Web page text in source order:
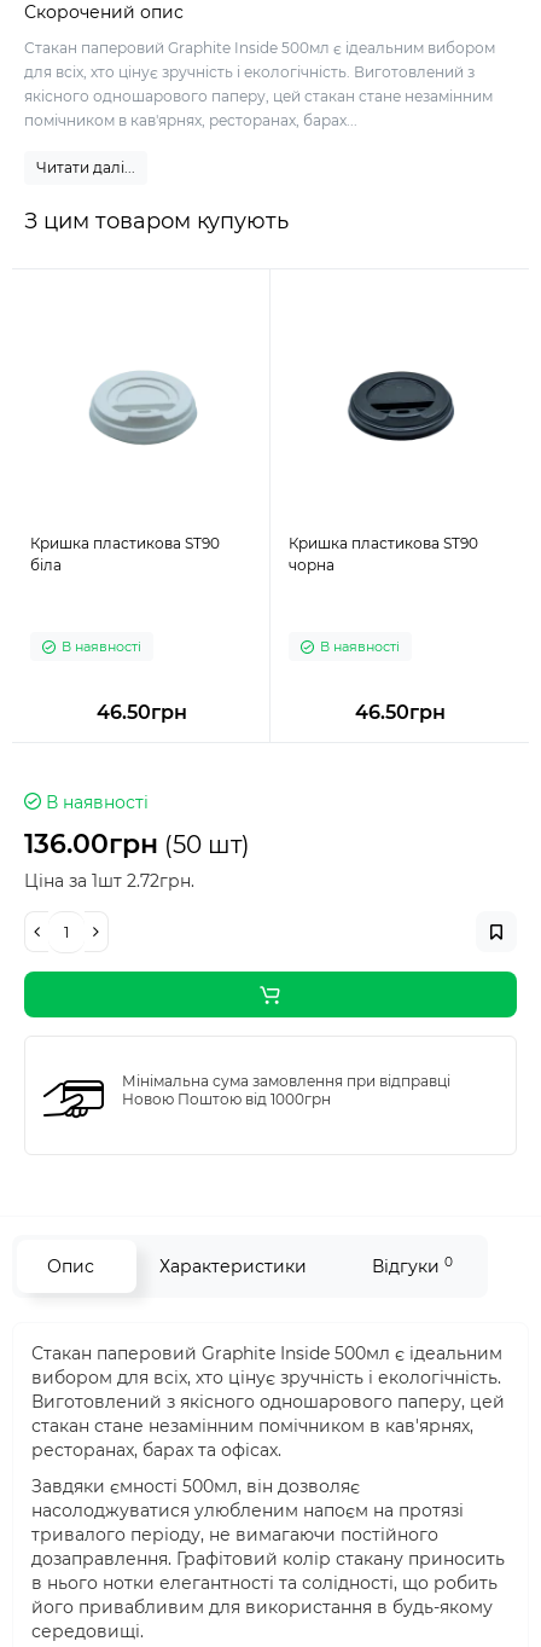
Скорочений опис
Стакан паперовий Graphite Inside 500мл є ідеальним вибором
для всіх, хто цінує зручність і екологічність. Виготовлений з
якісного одношарового паперу, цей стакан стане незамінним
помічником в кав'ярнях, ресторанах, барах...
Читати далі...
З цим товаром купують
Кришка пластикова ST90
біла
В наявності
46.50грн
Кришка пластикова ST90
чорна
В наявності
46.50грн
В наявності
136.00грн (50 шт)
Ціна за 1шт 2.72грн.
Мінімальна сума замовлення при відправці
Новою Поштою від 1000грн
Опис Характеристики Відгуки 0
Стакан паперовий Graphite Inside 500мл є ідеальним
вибором для всіх, хто цінує зручність і екологічність.
Виготовлений з якісного одношарового паперу, цей
стакан стане незамінним помічником в кав'ярнях,
ресторанах, барах та офісах.
Завдяки ємності 500мл, він дозволяє
насолоджуватися улюбленим напоєм на протязі
тривалого періоду, не вимагаючи постійного
дозаправлення. Графітовий колір стакану приносить
в нього нотки елегантності та солідності, що робить
його привабливим для використання в будь-якому
середовищі.